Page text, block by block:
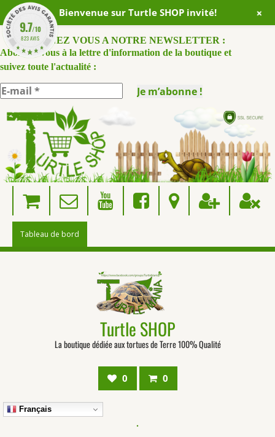
ABONNEZ VOUS A NOTRE NEWSLETTER :
Abonnez-vous à la lettre d'information de la boutique et
suivez toute l'actualité :
Skip
to
content
Tableau de bord
Turtle SHOP
La boutique dédiée aux tortues de Terre 100% Qualité
0 0
Français
.
Bienvenue sur Turtle SHOP invité! +
9.7/10
823 AVIS